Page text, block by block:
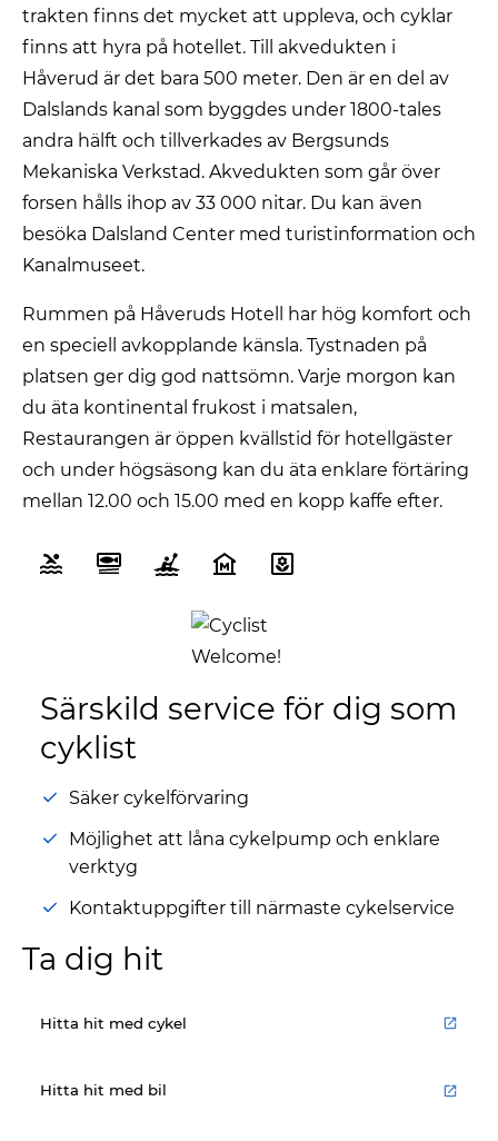
trakten finns det mycket att uppleva, och cyklar
finns att hyra på hotellet. Till akvedukten i
Håverud är det bara 500 meter. Den är en del av
Dalslands kanal som byggdes under 1800-tales
andra hälft och tillverkades av Bergsunds
Mekaniska Verkstad. Akvedukten som går över
forsen hålls ihop av 33 000 nitar. Du kan även
besöka Dalsland Center med turistinformation och
Kanalmuseet.
Rummen på Håveruds Hotell har hög komfort och
en speciell avkopplande känsla. Tystnaden på
platsen ger dig god nattsömn. Varje morgon kan
du äta kontinental frukost i matsalen,
Restaurangen är öppen kvällstid för hotellgäster
och under högsäsong kan du äta enklare förtäring
mellan 12.00 och 15.00 med en kopp kaffe efter.
Särskild service för dig som
cyklist
Säker cykelförvaring
Möjlighet att låna cykelpump och enklare
verktyg
Kontaktuppgifter till närmaste cykelservice
Ta dig hit
Hitta hit med cykel
Hitta hit med bil